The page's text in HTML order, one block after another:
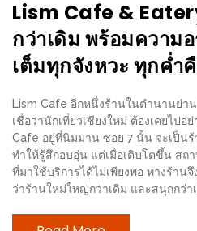
เชียงใหม่
งบ
ไม่
ปลาย
อิ่ม
ชิ
ลล์
เกิน
Lism Cafe &
กว่าเดิม พร้อมความ
เต็มทุกจังหวะ ทุกค่ำ
Lism Cafe อีกหนึ่งร้านในตำนานย่า
เชื่อว่านักเที่ยวเชียงใหม่ ต้องเคยไปอ
Cafe อยู่ที่นิมมาน ซอย 7 นั้น จะเป็นร้
ทำให้รู้สึกอบอุ่น แต่เมื่อเติบโตขึ้น สถ
ที่มาใช้บริการได้ไม่เพียงพอ ทางร้าน
ว่าร้านใหม่ใหญ่กว่าเดิม และสนุกกว่า